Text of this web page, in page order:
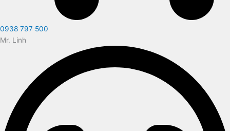
0938 797 500
Mr. Linh